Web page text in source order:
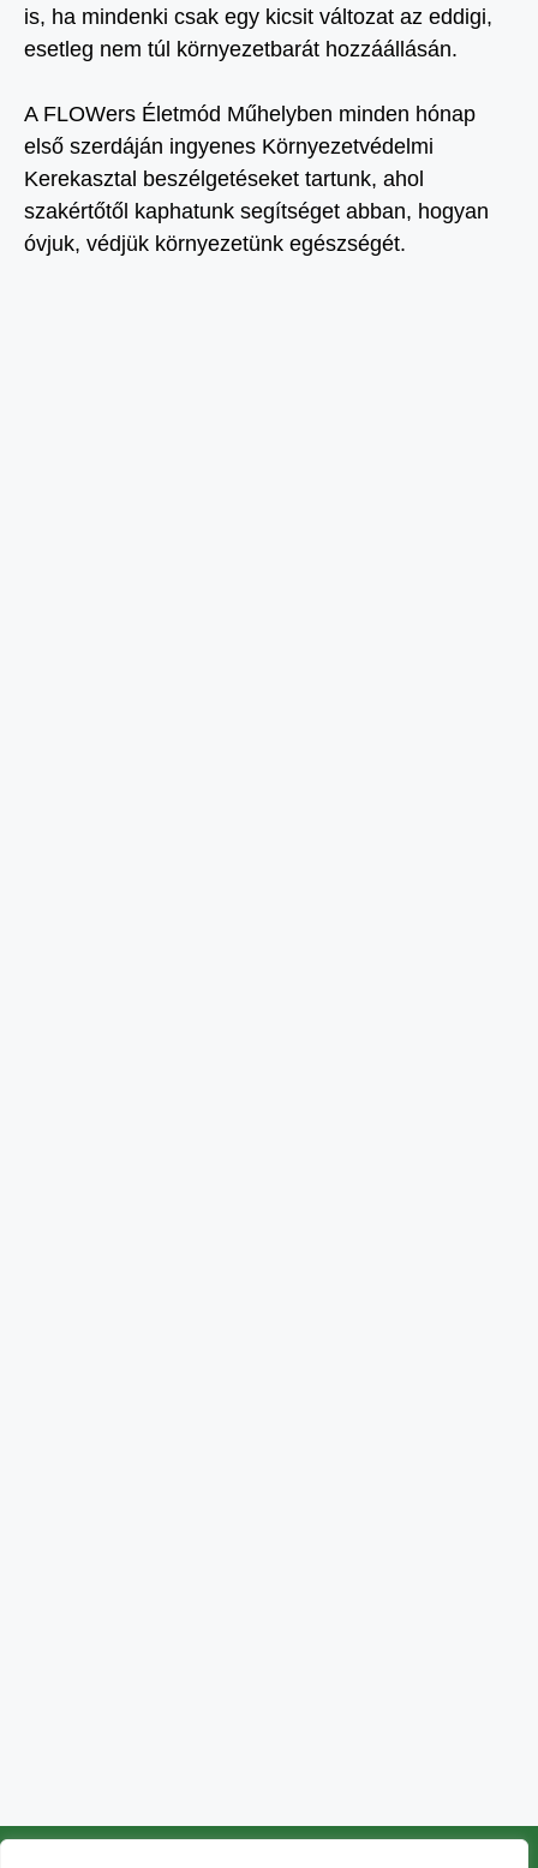
is, ha mindenki csak egy kicsit változat az eddigi,
esetleg nem túl környezetbarát hozzáállásán.
A FLOWers Életmód Műhelyben minden hónap
első szerdáján ingyenes Környezetvédelmi
Kerekasztal beszélgetéseket tartunk, ahol
szakértőtől kaphatunk segítséget abban, hogyan
óvjuk, védjük környezetünk egészségét.